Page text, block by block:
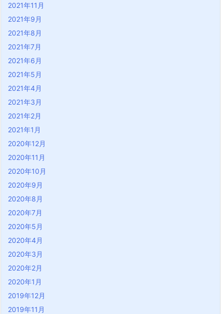
2021年11月
2021年9月
2021年8月
2021年7月
2021年6月
2021年5月
2021年4月
2021年3月
2021年2月
2021年1月
2020年12月
2020年11月
2020年10月
2020年9月
2020年8月
2020年7月
2020年5月
2020年4月
2020年3月
2020年2月
2020年1月
2019年12月
2019年11月